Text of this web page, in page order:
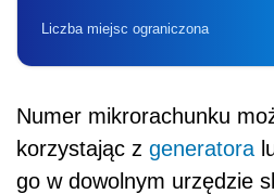
Liczba miejsc ograniczona
Numer mikrorachunku
korzystając z generatora
go w dowolnym urzędzie